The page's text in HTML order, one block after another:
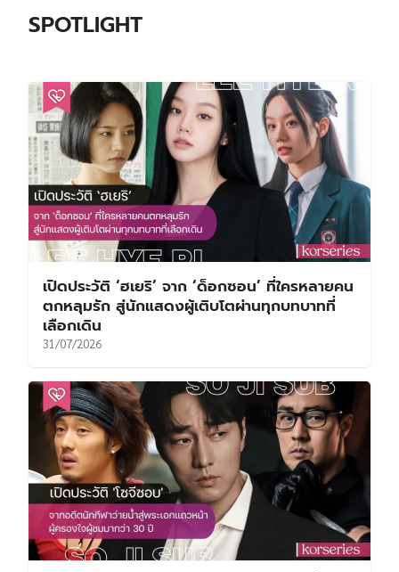
SPOTLIGHT
เปิดประวัติ ‘ฮเยริ’ จาก ‘ด็อกซอน’ ที่ใครหลายคน
ตกหลุมรัก สู่นักแสดงผู้เติบโตผ่านทุกบทบาทที่
เลือกเดิน
31/07/2026